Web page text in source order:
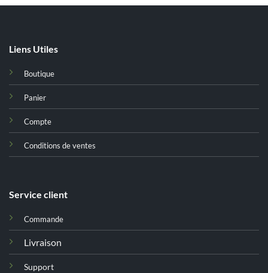
Liens Utiles
Boutique
Panier
Compte
Conditions de ventes
Service client
Commande
Livraison
Support